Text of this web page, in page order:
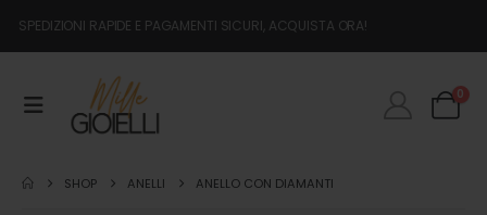
SPEDIZIONI RAPIDE E PAGAMENTI SICURI, ACQUISTA ORA!
0
SHOP ANELLI ANELLO CON DIAMANTI